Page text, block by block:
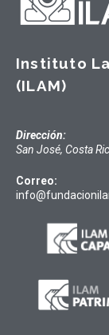
Instituto
(ILAM)
Dirección:
San José, Costa
Correo: